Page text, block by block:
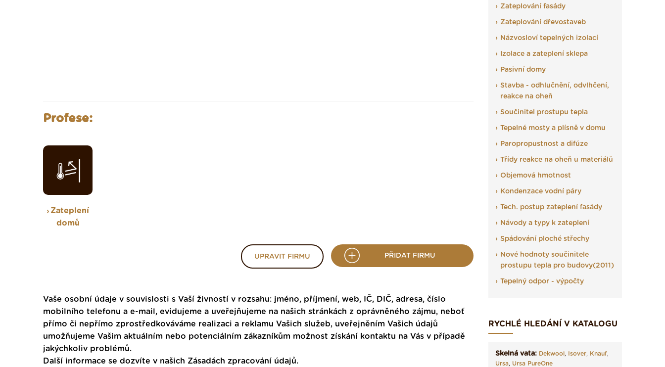
Profese:
Zateplení
domů
UPRAVIT FIRMU PŘIDAT FIRMU
Vaše osobní údaje v souvislosti s Vaší živností v rozsahu: jméno, příjmení, web, IČ, DIČ, adresa, číslo
mobilního telefonu a e-mail, evidujeme a uveřejňujeme na našich stránkách z oprávněného zájmu, neboť
přímo či nepřímo zprostředkováváme realizaci a reklamu Vašich služeb, uveřejněním Vašich údajů
umožňujeme Vašim aktuálním nebo potenciálním zákazníkům možnost získání kontaktu na Vás v případě
jakýchkoliv problémů.
Další informace se dozvíte v našich Zásadách zpracování údajů.
Zateplování fasády
Zateplování dřevostaveb
Názvosloví tepelných izolací
Izolace a zateplení sklepa
Pasivní domy
Stavba - odhlučnění, odvlhčení,
reakce na oheň
Součinitel prostupu tepla
Tepelné mosty a plísně v domu
Paropropustnost a difúze
Třídy reakce na oheň u materiálů
Objemová hmotnost
Kondenzace vodní páry
Tech. postup zateplení fasády
Návody a typy k zateplení
Spádování ploché střechy
Nové hodnoty součinitele
prostupu tepla pro budovy(2011)
Tepelný odpor - výpočty
RYCHLÉ HLEDÁNÍ V KATALOGU
Skelná vata: Dekwool, Isover, Knauf,
Ursa, Ursa PureOne